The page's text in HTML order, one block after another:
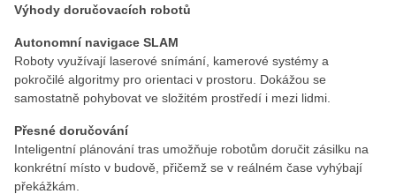
Výhody doručovacích robotů
Autonomní navigace SLAM
Roboty využívají laserové snímání, kamerové systémy a
pokročilé algoritmy pro orientaci v prostoru. Dokážou se
samostatně pohybovat ve složitém prostředí i mezi lidmi.
Přesné doručování
Inteligentní plánování tras umožňuje robotům doručit zásilku na
konkrétní místo v budově, přičemž se v reálném čase vyhýbají
překážkám.